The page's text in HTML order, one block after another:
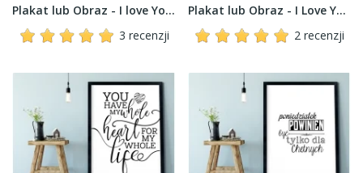
Plakat lub Obraz - I love You more than...
3 recenzji
Plakat lub Obraz - I Love You to the moon and back
2 recenzji